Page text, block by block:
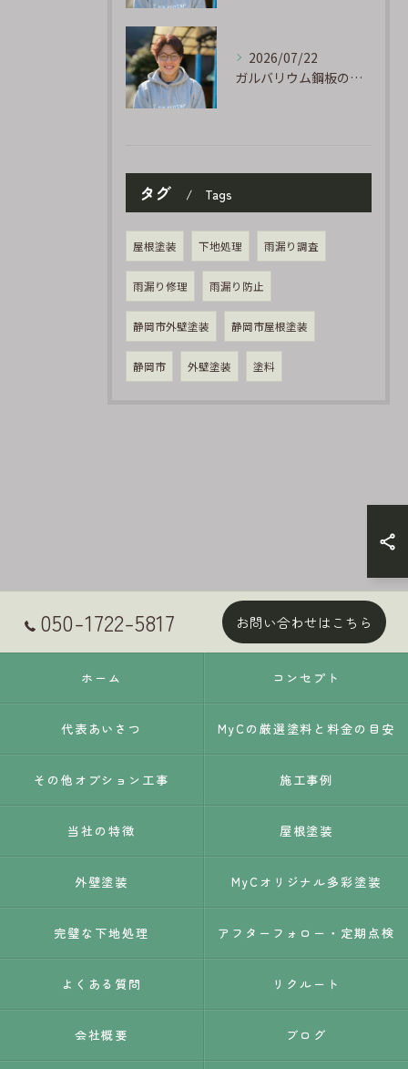
2026/07/22
ガルバリウム鋼板の「傷」と「チョーキング」、実は深くつながっています
タグ Tags
屋根塗装 下地処理 雨漏り調査
雨漏り修理 雨漏り防止
静岡市外壁塗装 静岡市屋根塗装
静岡市 外壁塗装 塗料
050-1722-5817 お問い合わせはこちら
ホーム コンセプト
代表あいさつ MyCの厳選塗料と料金の目安
その他オプション工事 施工事例
当社の特徴 屋根塗装
外壁塗装 MyCオリジナル多彩塗装
完璧な下地処理 アフターフォロー・定期点検
よくある質問 リクルート
会社概要 ブログ